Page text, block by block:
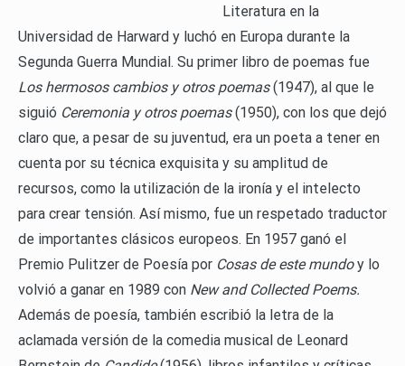
Literatura en la
Universidad de Harward y luchó en Europa durante la
Segunda Guerra Mundial. Su primer libro de poemas fue
Los hermosos cambios y otros poemas(1947), al que le
siguió Ceremonia y otros poemas(1950), con los que dejó
claro que, a pesar de su juventud, era un poeta a tener en
cuenta por su técnica exquisita y su amplitud de
recursos, como la utilización de la ironía y el intelecto
para crear tensión. Así mismo, fue un respetado traductor
de importantes clásicos europeos. En 1957 ganó el
Premio Pulitzer de Poesía por Cosas de este mundoy lo
volvió a ganar en 1989 con New and Collected Poems.
Además de poesía, también escribió la letra de la
aclamada versión de la comedia musical de Leonard